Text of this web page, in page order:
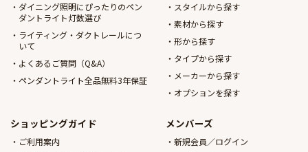
ダイニング照明にぴったりのペン
ダントライト灯数選び
ライティング・ダクトレールにつ
いて
よくあるご質問（Q&A）
ペンダントライト全品無料3年保証
スタイルから探す
素材から探す
形から探す
タイプから探す
メーカーから探す
オプションを探す
ショッピングガイド
ご利用案内
メンバーズ
新規会員／ログイン